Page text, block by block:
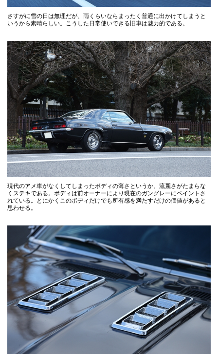
さすがに雪の日は無理だが、雨くらいならまったく普通に出かけてしまうと
いうから素晴らしい。こうした日常使いできる旧車は魅力的である。
現代のアメ車がなくしてしまったボディの薄さというか、流麗さがたまらな
くステキである。ボディは前オーナーにより現在のガングレーにペイントさ
れている。とにかくこのボディだけでも所有感を満たすだけの価値があると
思わせる。